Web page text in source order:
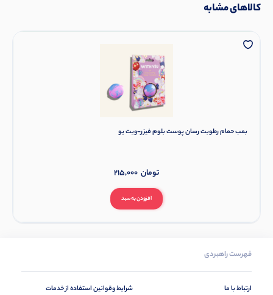
کالاهای مشابه
بمب حمام رطوبت رسان پوست بلوم فیزر-ویت یو
افزودن به سبد
215,000 تومان
فهرست راهبردی
ارتباط با ما
شرایط وقوانین استفاده از خدمات